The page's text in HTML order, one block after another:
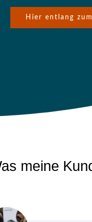
Hier entlang
meine